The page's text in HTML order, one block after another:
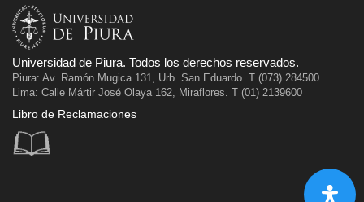
Universidad de Piura. Todos los derechos reservados.
Piura: Av. Ramón Mugica 131, Urb. San Eduardo. T (073) 284500
Lima: Calle Mártir José Olaya 162, Miraflores. T (01) 2139600
Libro de Reclamaciones